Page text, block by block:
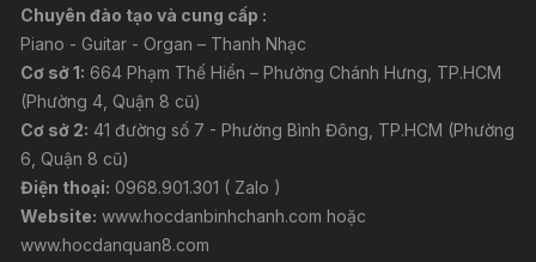
Chuyên đào tạo và cung cấp :
Piano - Guitar - Organ – Thanh Nhạc
Cơ sở 1: 664 Phạm Thế Hiển – Phường Chánh Hưng, TP.HCM
(Phường 4, Quận 8 cũ)
Cơ sở 2: 41 đường số 7 - Phường Bình Đông, TP.HCM (Phường
6, Quận 8 cũ)
Điện thoại: 0968.901.301 ( Zalo )
Website: www.hocdanbinhchanh.com hoặc
www.hocdanquan8.com